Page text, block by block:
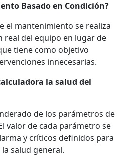
Basado en Condición?
el mantenimiento se realiza
real del equipo en lugar de
tiene como objetivo
innecesarias.
la salud del
de los parámetros de
valor de cada parámetro se
y críticos definidos para
salud general.